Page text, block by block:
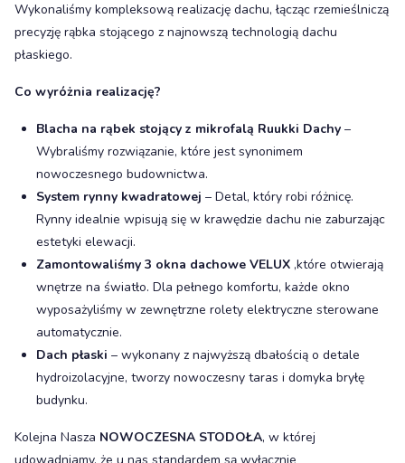
Wykonaliśmy kompleksową realizację dachu, łącząc rzemieślniczą
precyzję rąbka stojącego z najnowszą technologią dachu
płaskiego.
Co wyróżnia realizację?
Blacha na rąbek stojący z mikrofalą Ruukki Dachy –
Wybraliśmy rozwiązanie, które jest synonimem
nowoczesnego budownictwa.
System rynny kwadratowej – Detal, który robi różnicę.
Rynny idealnie wpisują się w krawędzie dachu nie zaburzając
estetyki elewacji.
Zamontowaliśmy 3 okna dachowe VELUX ,które otwierają
wnętrze na światło. Dla pełnego komfortu, każde okno
wyposażyliśmy w zewnętrzne rolety elektryczne sterowane
automatycznie.
Dach płaski – wykonany z najwyższą dbałością o detale
hydroizolacyjne, tworzy nowoczesny taras i domyka bryłę
budynku.
Kolejna Nasza NOWOCZESNA STODOŁA, w której